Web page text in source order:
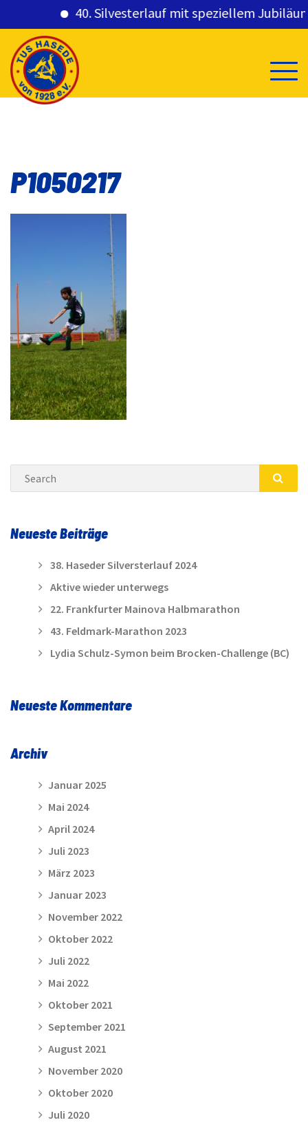
40. Silvesterlauf mit speziellem
content
P1050217
Search
Neueste Beiträge
38. Haseder Silversterlauf 2024
Aktive wieder unterwegs
22. Frankfurter Mainova Halbmarathon
43. Feldmark-Marathon 2023
Lydia Schulz-Symon beim Brocken-Challenge (BC)
Neueste Kommentare
Archiv
Januar 2025
Mai 2024
April 2024
Juli 2023
März 2023
Januar 2023
November 2022
Oktober 2022
Juli 2022
Mai 2022
Oktober 2021
September 2021
August 2021
November 2020
Oktober 2020
Juli 2020